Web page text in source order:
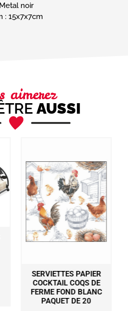
Metal noir
: 15x7x7cm
aimerez
AUSSI
SERVIETTES PAPIER
COCKTAIL COQS DE
FERME FOND BLANC
PAQUET DE 20